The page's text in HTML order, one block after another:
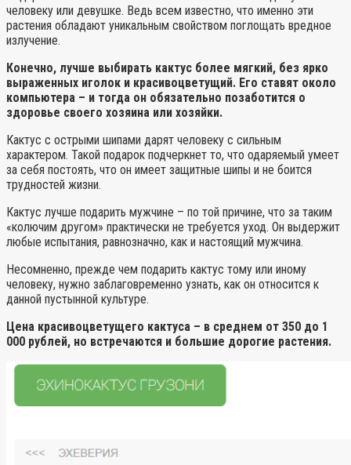
человеку или девушке. Ведь всем известно, что именно эти
растения обладают уникальным свойством поглощать вредное
излучение.
Конечно, лучше выбирать кактус более мягкий, без ярко
выраженных иголок и красивоцветущий. Его ставят около
компьютера – и тогда он обязательно позаботится о
здоровье своего хозяина или хозяйки.
Кактус с острыми шипами дарят человеку с сильным
характером. Такой подарок подчеркнет то, что одаряемый умеет
за себя постоять, что он имеет защитные шипы и не боится
трудностей жизни.
Кактус лучше подарить мужчине – по той причине, что за таким
«колючим другом» практически не требуется уход. Он выдержит
любые испытания, равнозначно, как и настоящий мужчина.
Несомненно, прежде чем подарить кактус тому или иному
человеку, нужно заблаговременно узнать, как он относится к
данной пустынной культуре.
Цена красивоцветущего кактуса – в среднем от 350 до 1
000 рублей, но встречаются и большие дорогие растения.